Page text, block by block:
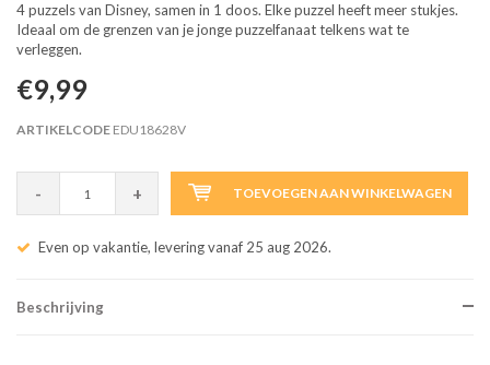
4 puzzels van Disney, samen in 1 doos. Elke puzzel heeft meer stukjes.
Ideaal om de grenzen van je jonge puzzelfanaat telkens wat te
verleggen.
€9,99
ARTIKELCODE EDU18628V
- + TOEVOEGEN AAN WINKELWAGEN
Even op vakantie, levering vanaf 25 aug 2026.
Beschrijving